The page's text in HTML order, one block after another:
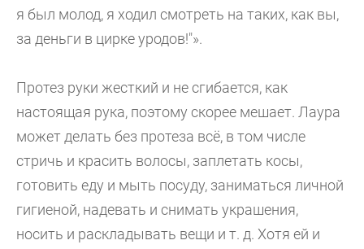
я был молод, я ходил смотреть на таких, как вы,
за деньги в цирке уродов!"».
Протез руки жесткий и не сгибается, как
настоящая рука, поэтому скорее мешает. Лаура
может делать без протеза всё, в том числе
стричь и красить волосы, заплетать косы,
готовить еду и мыть посуду, заниматься личной
гигиеной, надевать и снимать украшения,
носить и раскладывать вещи и т. д. Хотя ей и